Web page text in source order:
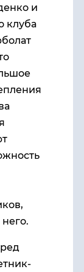
и
клуба